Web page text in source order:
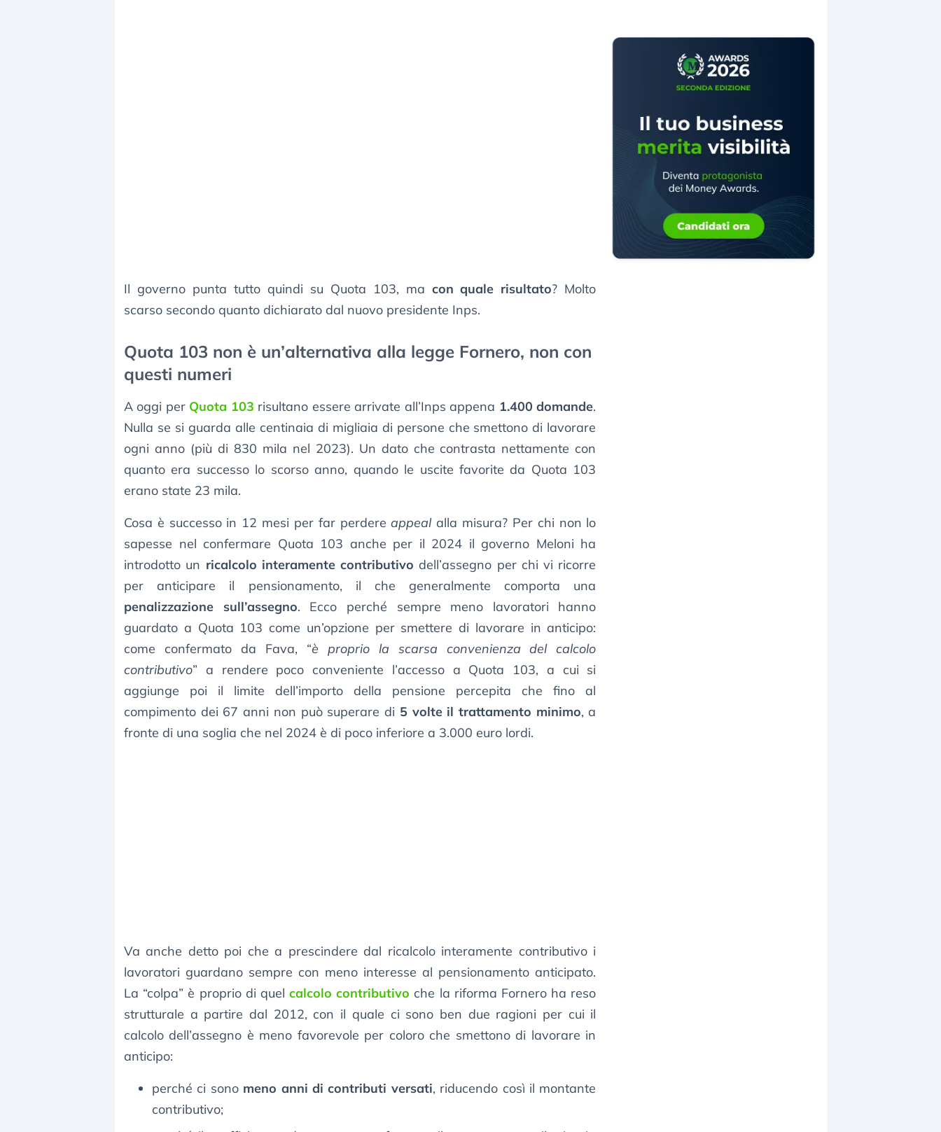
Il governo punta tutto quindi su Quota 103, ma con quale risultato? Molto
scarso secondo quanto dichiarato dal nuovo presidente Inps.
Quota 103 non è un’alternativa alla legge Fornero, non con
questi numeri
A oggi per Quota 103 risultano essere arrivate all’Inps appena 1.400 domande.
Nulla se si guarda alle centinaia di migliaia di persone che smettono di lavorare
ogni anno (più di 830 mila nel 2023). Un dato che contrasta nettamente con
quanto era successo lo scorso anno, quando le uscite favorite da Quota 103
erano state 23 mila.
Cosa è successo in 12 mesi per far perdereappealalla misura? Per chi non lo
sapesse nel confermare Quota 103 anche per il 2024 il governo Meloni ha
introdotto un ricalcolo interamente contributivo dell’assegno per chi vi ricorre
per anticipare il pensionamento, il che generalmente comporta una
penalizzazione sull’assegno. Ecco perché sempre meno lavoratori hanno
guardato a Quota 103 come un’opzione per smettere di lavorare in anticipo:
come confermato da Fava, “è proprio la scarsa convenienza del calcolo
contributivo” a rendere poco conveniente l’accesso a Quota 103, a cui si
aggiunge poi il limite dell’importo della pensione percepita che fino al
compimento dei 67 anni non può superare di 5 volte il trattamento minimo, a
fronte di una soglia che nel 2024 è di poco inferiore a 3.000 euro lordi.
Va anche detto poi che a prescindere dal ricalcolo interamente contributivo i
lavoratori guardano sempre con meno interesse al pensionamento anticipato.
La “colpa” è proprio di quelcalcolo contributivo che la riforma Fornero ha reso
strutturale a partire dal 2012, con il quale ci sono ben due ragioni per cui il
calcolo dell’assegno è meno favorevole per coloro che smettono di lavorare in
anticipo:
perché ci sono meno anni di contributi versati, riducendo così il montante
contributivo;